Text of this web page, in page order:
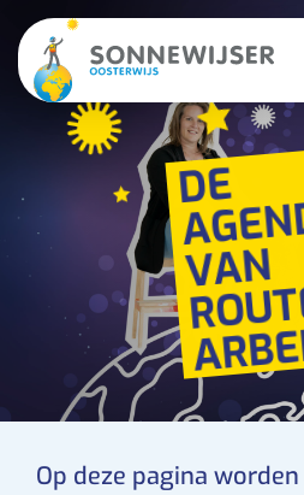
DE
A
GE
N
D
V
A
N
Op deze pagina